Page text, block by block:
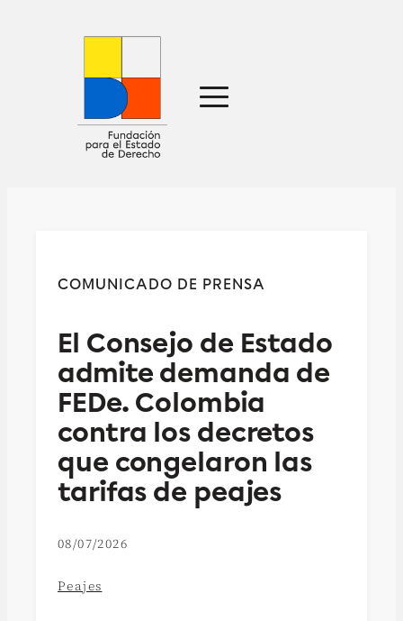
COMUNICADO DE PRENSA
El Consejo de Estado
admite demanda de
FEDe. Colombia
contra los decretos
que congelaron las
tarifas de peajes
08/07/2026
Peajes